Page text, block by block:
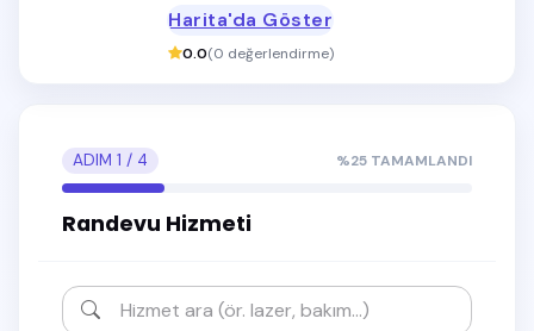
Harita'da Göster
0.0(0 değerlendirme)
ADIM 1 / 4 %25 TAMAMLANDI
Randevu Hizmeti